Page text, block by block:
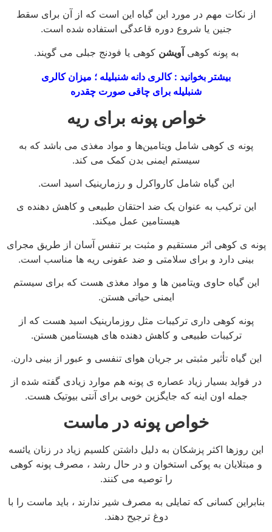
از نکات مهم در مورد این گیاه این است که از آن برای سقط
جنین یا شروع دوره قاعدگی استفاده شده است.
به پونه کوهیآویشن کوهی یا فودنج جبلی می گویند.
بیشتر بخوانید : کالری دانه شنبلیله ؛ میزان کالری
شنبلیله برای چاقی صورت چقدره
خواص پونه برای ریه
پونه ی کوهی شامل ویتامین‌ها و مواد مغذی می باشد که به
سیستم ایمنی بدن کمک می کند.
این گیاه شامل کارواکرل و رزمارینیک اسید است.
این ترکیب به عنوان یک ضد احتقان طبیعی و کاهش دهنده ی
هیستامین عمل میکند.
پونه ی کوهی اثر مستقیم و مثبت بر تنفس آسان از طریق مجرای
بینی دارد و برای سلامتی و ضد عفونی ریه ها مناسب است.
این گیاه حاوی ویتامین ها و مواد مغذی هست که برای سیستم
ایمنی حیاتی هستن.
پونه کوهی داری ترکیبات مثل روزمارینیک اسید هست که از
ترکیبات طبیعی و کاهش دهنده های هیستامین هستن.
این گیاه تأثیر مثبتی بر جریان هوای تنفسی و عبور از بینی دارن.
در فواید بسیار زیاد عصاره ی پونه هم موارد زیادی گفته شده از
جمله اون اینه که جایگزین خوبی برای آنتی بیوتیک هست.
خواص پونه در ماست
این روزها اکثر پزشکان به دلیل داشتن کلسیم زیاد در زنان یائسه
و مبتلایان به پوکی استخوان و در حال رشد ، مصرف پونه کوهی
را توصیه می کنند.
بنابراین کسانی که تمایلی به مصرف شیر ندارند ، باید ماست را با
دوغ ترجیح دهند.